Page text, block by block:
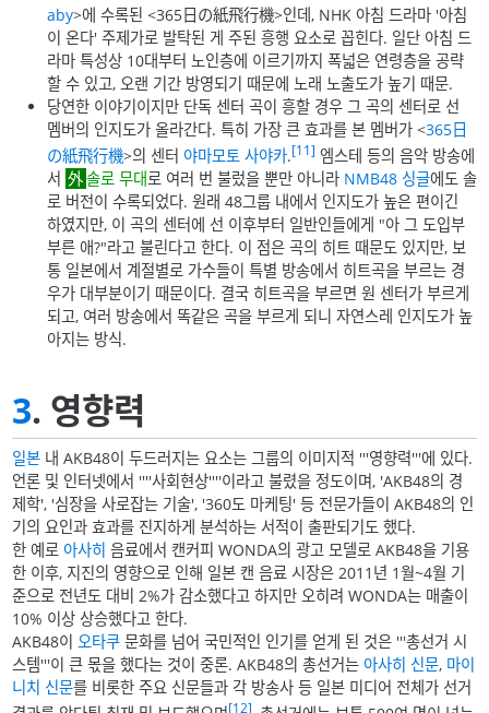
aby>에 수록된 <365日の紙飛行機>인데, NHK 아침 드라마 '아침
이 온다' 주제가로 발탁된 게 주된 흥행 요소로 꼽힌다. 일단 아침 드
라마 특성상 10대부터 노인층에 이르기까지 폭넓은 연령층을 공략
할 수 있고, 오랜 기간 방영되기 때문에 노래 노출도가 높기 때문.
당연한 이야기이지만 단독 센터 곡이 흥할 경우 그 곡의 센터로 선
멤버의 인지도가 올라간다. 특히 가장 큰 효과를 본 멤버가 <365日
の紙飛行機>의 센터 야마모토 사야카.[11] 엠스테 등의 음악 방송에
서
솔로 무대로 여러 번 불렀을 뿐만 아니라 NMB48 싱글에도 솔
로 버전이 수록되었다. 원래 48그룹 내에서 인지도가 높은 편이긴
하였지만, 이 곡의 센터에 선 이후부터 일반인들에게 "아 그 도입부
부른 애?"라고 불린다고 한다. 이 점은 곡의 히트 때문도 있지만, 보
통 일본에서 계절별로 가수들이 특별 방송에서 히트곡을 부르는 경
우가 대부분이기 때문이다. 결국 히트곡을 부르면 원 센터가 부르게
되고, 여러 방송에서 똑같은 곡을 부르게 되니 자연스레 인지도가 높
아지는 방식.
3. 영향력
일본 내 AKB48이 두드러지는 요소는 그룹의 이미지적 '''영향력'''에 있다.
언론 및 인터넷에서 ''''사회현상''''이라고 불렸을 정도이며, 'AKB48의 경
제학', '심장을 사로잡는 기술', '360도 마케팅' 등 전문가들이 AKB48의 인
기의 요인과 효과를 진지하게 분석하는 서적이 출판되기도 했다.
한 예로 아사히 음료에서 캔커피 WONDA의 광고 모델로 AKB48을 기용
한 이후, 지진의 영향으로 인해 일본 캔 음료 시장은 2011년 1월~4월 기
준으로 전년도 대비 2%가 감소했다고 하지만 오히려 WONDA는 매출이
10% 이상 상승했다고 한다.
AKB48이 오타쿠 문화를 넘어 국민적인 인기를 얻게 된 것은 '''총선거 시
스템'''이 큰 몫을 했다는 것이 중론. AKB48의 총선거는 아사히 신문, 마이
니치 신문를 비롯한 주요 신문들과 각 방송사 등 일본 미디어 전체가 선거
[12]